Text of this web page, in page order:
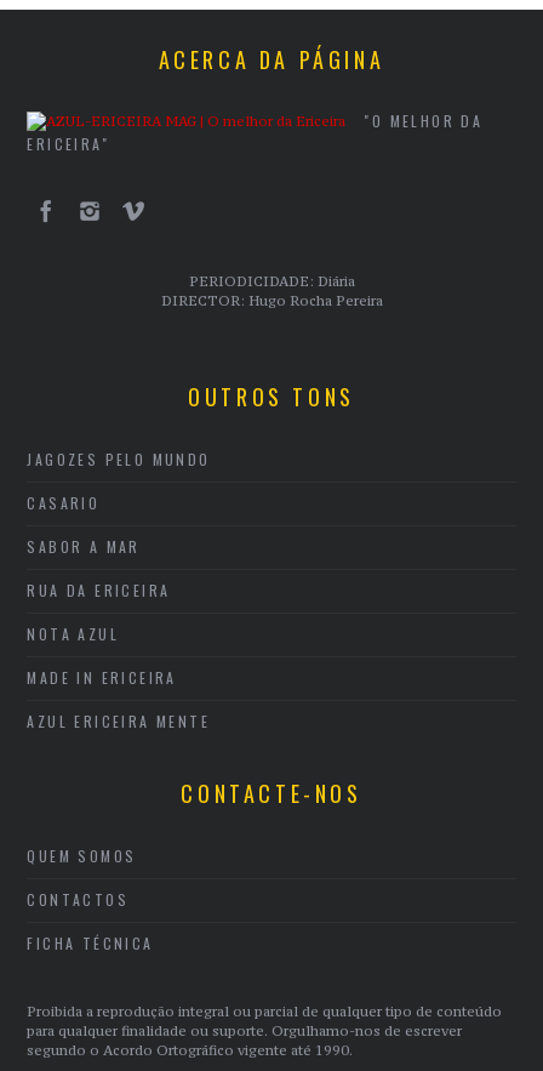
ACERCA DA PÁGINA
"O MELHOR DA
ERICEIRA"
PERIODICIDADE: Diária
DIRECTOR: Hugo Rocha Pereira
OUTROS TONS
JAGOZES PELO MUNDO
CASARIO
SABOR A MAR
RUA DA ERICEIRA
NOTA AZUL
MADE IN ERICEIRA
AZUL ERICEIRA MENTE
CONTACTE-NOS
QUEM SOMOS
CONTACTOS
FICHA TÉCNICA
Proibida a reprodução integral ou parcial de qualquer tipo de conteúdo
para qualquer finalidade ou suporte. Orgulhamo-nos de escrever
segundo o Acordo Ortográfico vigente até 1990.